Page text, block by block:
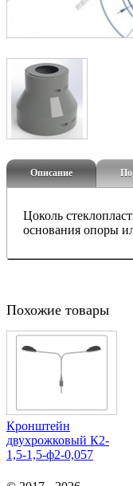
Описание
Цоколь
основания опоры
Похожие товары
Кронштейн
двухрожковый К2-
1,5-1,5-ф2-0,057